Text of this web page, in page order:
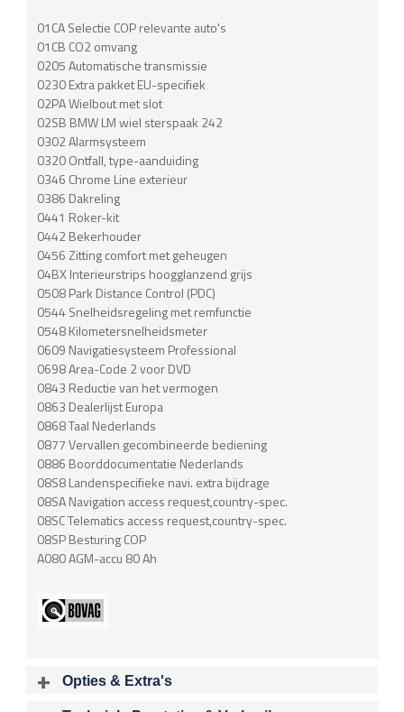
01CA Selectie COP relevante auto's
01CB CO2 omvang
0205 Automatische transmissie
0230 Extra pakket EU-specifiek
02PA Wielbout met slot
02SB BMW LM wiel sterspaak 242
0302 Alarmsysteem
0320 Ontfall, type-aanduiding
0346 Chrome Line exterieur
0386 Dakreling
0441 Roker-kit
0442 Bekerhouder
0456 Zitting comfort met geheugen
04BX Interieurstrips hoogglanzend grijs
0508 Park Distance Control (PDC)
0544 Snelheidsregeling met remfunctie
0548 Kilometersnelheidsmeter
0609 Navigatiesysteem Professional
0698 Area-Code 2 voor DVD
0843 Reductie van het vermogen
0863 Dealerlijst Europa
0868 Taal Nederlands
0877 Vervallen gecombineerde bediening
0886 Boorddocumentatie Nederlands
08S8 Landenspecifieke navi. extra bijdrage
08SA Navigation access request,country-spec.
08SC Telematics access request,country-spec.
08SP Besturing COP
A080 AGM-accu 80 Ah
Opties & Extra's